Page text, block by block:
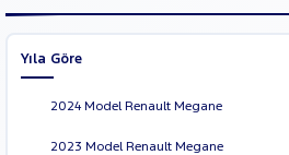
TOGG
TRAKTÖR
VOLKSWAGEN
VOLVO
Yıla Göre
2024 Model Renault Megane
2023 Model Renault Megane